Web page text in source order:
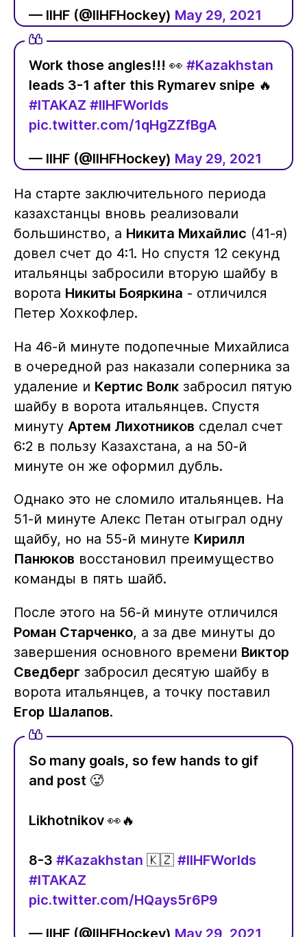
— IIHF (@IIHFHockey) May 29, 2021
Work those angles!!! 👀 #Kazakhstan
leads 3-1 after this Rymarev snipe 🔥
#ITAKAZ #IIHFWorlds
pic.twitter.com/1qHgZZfBgA
— IIHF (@IIHFHockey) May 29, 2021
На старте заключительного периода
казахстанцы вновь реализовали
большинство, а Никита Михайлис (41-я)
довел счет до 4:1. Но спустя 12 секунд
итальянцы забросили вторую шайбу в
ворота Никиты Бояркина - отличился
Петер Хохкофлер.
На 46-й минуте подопечные Михайлиса
в очередной раз наказали соперника за
удаление и Кертис Волкзабросил пятую
шайбу в ворота итальянцев. Спустя
минуту Артем Лихотников сделал счет
6:2 в пользу Казахстана, а на 50-й
минуте он же оформил дубль.
Однако это не сломило итальянцев. На
51-й минуте Алекс Петан отыграл одну
щайбу, но на 55-й минуте Кирилл
Панюков восстановил преимущество
команды в пять шайб.
После этого на 56-й минуте отличился
Роман Старченко, а за две минуты до
завершения основного времени Виктор
Сведберг забросил десятую шайбу в
ворота итальянцев, а точку поставил
Егор Шалапов.
So many goals, so few hands to gif
and post 🥵
Likhotnikov 👀🔥
8-3 #Kazakhstan 🇰🇿 #IIHFWorlds
#ITAKAZ
pic.twitter.com/HQays5r6P9
— IIHF (@IIHFHockey) May 29, 2021